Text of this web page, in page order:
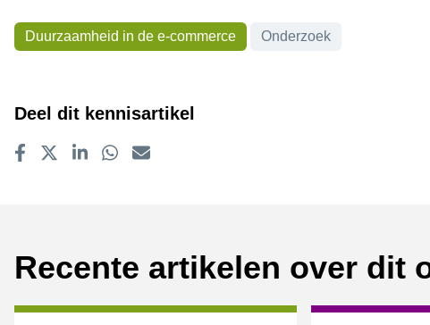
Onderwerpen
Duurzaamheid in de e-commerce Onderzoek
Deel dit kennisartikel
Recente artikelen over dit